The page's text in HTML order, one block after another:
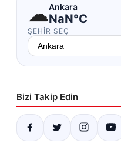
☁Ankara
NaN°C
ŞEHIR SEÇ
Bizi Takip Edin